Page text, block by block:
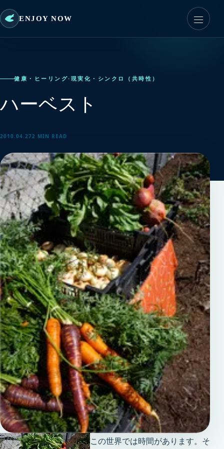
ENJOY NOW
健康・ヒーリング· 現実化・シンクロ（共時性）
ハーベスト
2010.04.272 MIN READ
この世界では時間があります。そ